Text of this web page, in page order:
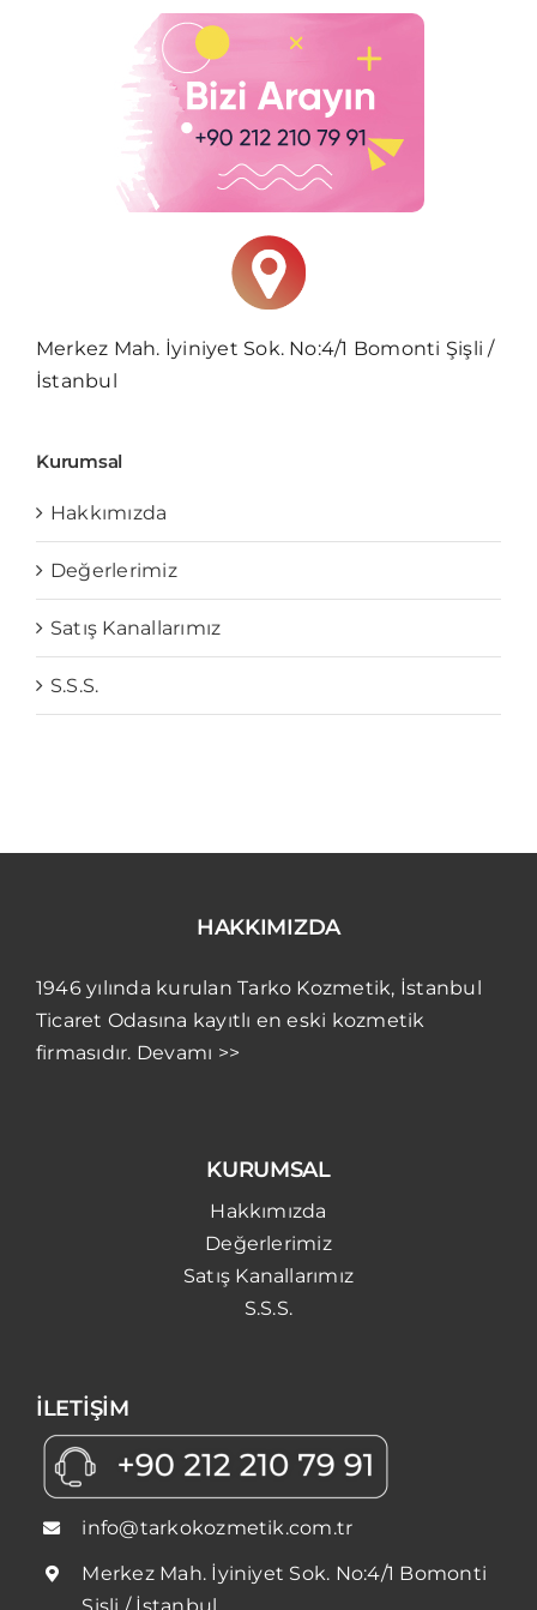
Merkez Mah. İyiniyet Sok. No:4/1 Bomonti Şişli /
İstanbul
Kurumsal
Hakkımızda
Değerlerimiz
Satış Kanallarımız
S.S.S.
HAKKIMIZDA
1946 yılında kurulan Tarko Kozmetik, İstanbul
Ticaret Odasına kayıtlı en eski kozmetik
firmasıdır. Devamı >>
KURUMSAL
Hakkımızda
Değerlerimiz
Satış Kanallarımız
S.S.S.
İLETİŞİM
info@tarkokozmetik.com.tr
Merkez Mah. İyiniyet Sok. No:4/1 Bomonti